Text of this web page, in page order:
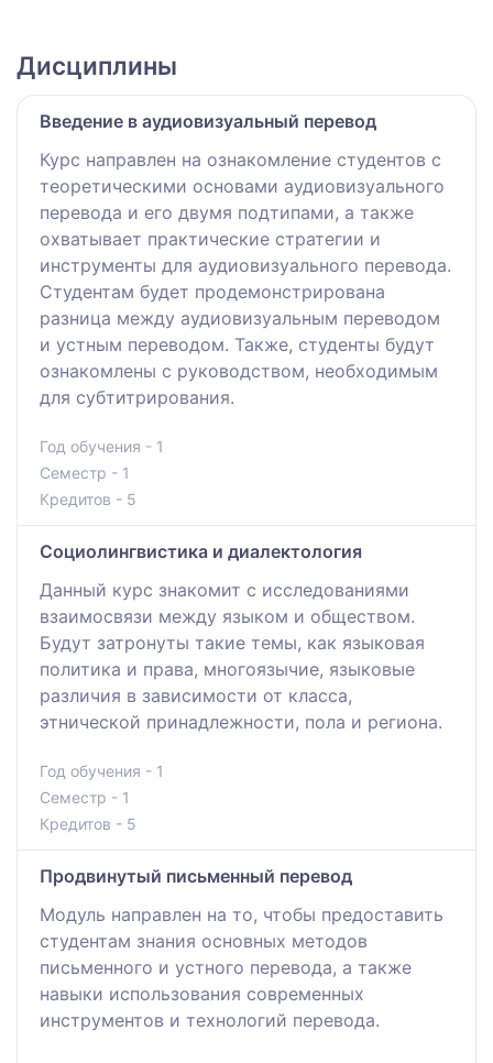
Дисциплины
Введение в аудиовизуальный перевод
Курс направлен на ознакомление студентов с
теоретическими основами аудиовизуального
перевода и его двумя подтипами, а также
охватывает практические стратегии и
инструменты для аудиовизуального перевода.
Студентам будет продемонстрирована
разница между аудиовизуальным переводом
и устным переводом. Также, студенты будут
ознакомлены с руководством, необходимым
для субтитрирования.
Год обучения - 1
Семестр - 1
Кредитов - 5
Социолингвистика и диалектология
Данный курс знакомит с исследованиями
взаимосвязи между языком и обществом.
Будут затронуты такие темы, как языковая
политика и права, многоязычие, языковые
различия в зависимости от класса,
этнической принадлежности, пола и региона.
Год обучения - 1
Семестр - 1
Кредитов - 5
Продвинутый письменный перевод
Модуль направлен на то, чтобы предоставить
студентам знания основных методов
письменного и устного перевода, а также
навыки использования современных
инструментов и технологий перевода.